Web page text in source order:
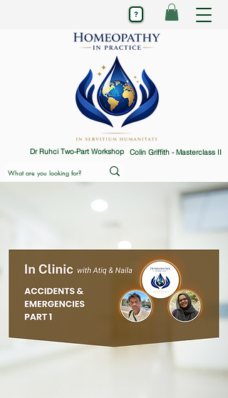
Dr Ruhci Two-Part Workshop Colin Griffith - Masterclass II